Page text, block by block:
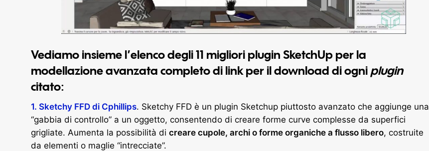
Vediamo insieme l’elenco degli 11 migliori plugin SketchUp per la
modellazione avanzata completo di link per il download di ogni plugin
citato:
1. Sketchy FFD di Cphillips. Sketchy FFD è un plugin Sketchup piuttosto avanzato che aggiunge una
“gabbia di controllo” a un oggetto, consentendo di creare forme curve complesse da superfici
grigliate. Aumenta la possibilità di creare cupole, archi o forme organiche a flusso libero, costruite
da elementi o maglie “intrecciate”.